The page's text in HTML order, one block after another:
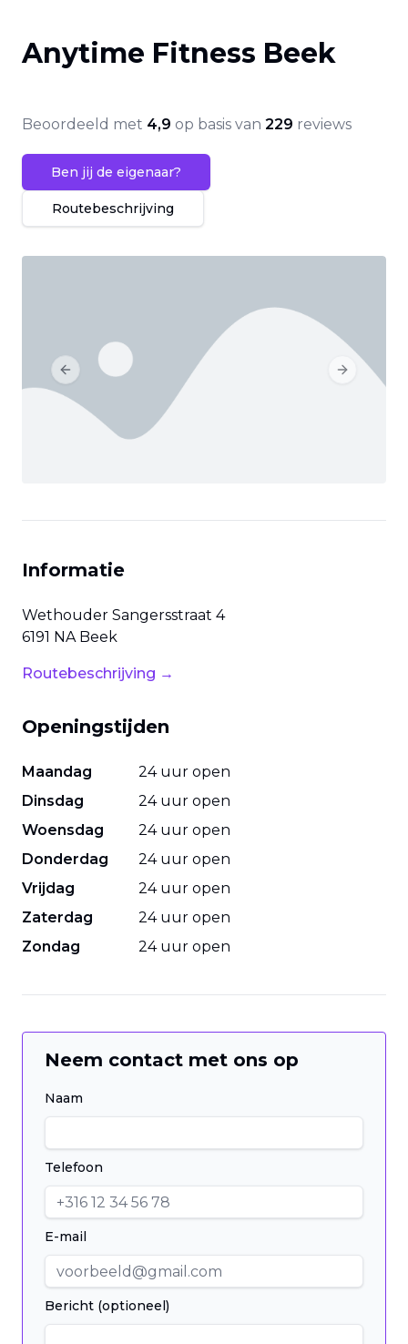
Anytime Fitness Beek
Beoordeeld met 4,9 op basis van 229 reviews
Ben jij de eigenaar?
Routebeschrijving
Previous slide Next slide
Informatie
Wethouder Sangersstraat 4
6191 NA Beek
Routebeschrijving →
Openingstijden
Maandag
24 uur open
Dinsdag
24 uur open
Woensdag
24 uur open
Donderdag
24 uur open
Vrijdag
24 uur open
Zaterdag
24 uur open
Zondag
24 uur open
Neem contact met ons op
Naam
Telefoon
E-mail
Bericht (optioneel)